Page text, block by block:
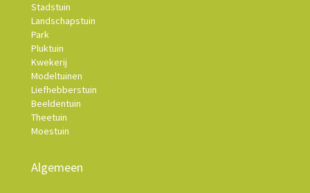
Stadstuin
Landschapstuin
Park
Pluktuin
Kwekerij
Modeltuinen
Liefhebberstuin
Beeldentuin
Theetuin
Moestuin
Algemeen